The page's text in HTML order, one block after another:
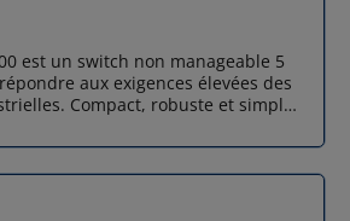
est un switch non manageable 5
aux exigences élevées des
Compact, robuste et simple
plus contraignants. Son design
permet une intégration facile